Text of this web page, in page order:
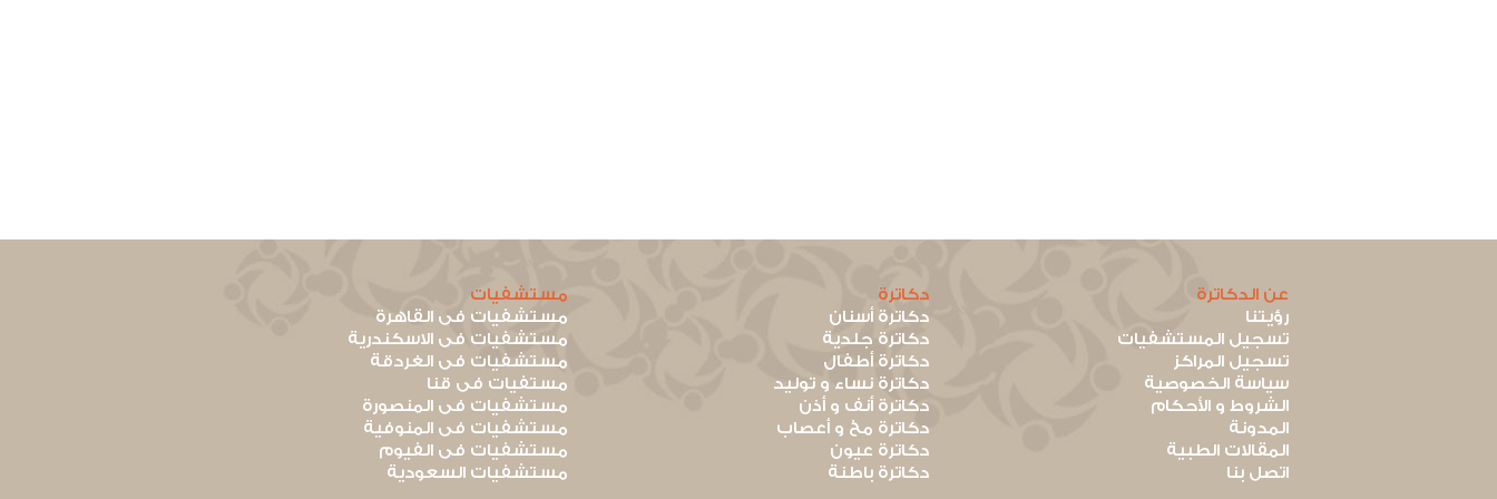
عن الدكاترة
رؤيتنا
تسجيل المستشفيات
تسجيل المراكز
سياسة الخصوصية
الشروط و الأحكام
المدونة
المقالات الطبية
اتصل بنا
دكاترة
دكاترة أسنان
دكاترة جلدية
دكاترة أطفال
دكاترة نساء و توليد
دكاترة أنف و أذن
دكاترة مخ و أعصاب
دكاترة عيون
دكاترة باطنة
مستشفيات
مستشفيات فى القاهرة
مستشفيات فى الاسكندرية
مستشفيات فى الغردقة
مستفيات فى قنا
مستشفيات فى المنصورة
مستشفيات فى المنوفية
مستشفيات فى الفيوم
مستشفيات السعودية